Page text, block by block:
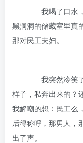
我喝了口水，
黑洞洞的储藏室里真
那对民工夫妇。
我突然冷笑了
样子，私奔出来的？
我解嘲的想：民工么
后得称呼，那男人，
出了声。